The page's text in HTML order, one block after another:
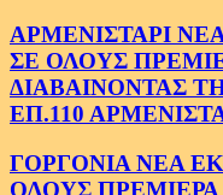
ΑΡΜΕΝΙΣΤΑΡΙ
ΣΕ ΟΛΟΥΣ
ΔΙΑΒΑΙΝΟΝΤΑΣ
ΕΠ.110
ΓΟΡΓΟΝΙΑ ΝΕΑ
ΟΛΟΥΣ ΠΡΕΜΙΕΡΑ